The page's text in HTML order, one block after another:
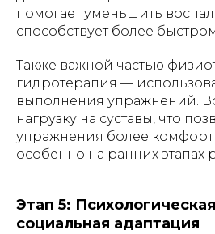
помогает уменьшить
способствует более
Также важной частью
гидротерапия —
выполнения упражнений.
нагрузку на суставы, что
упражнения более
особенно на ранних этапах
Этап 5:
социальная адаптация